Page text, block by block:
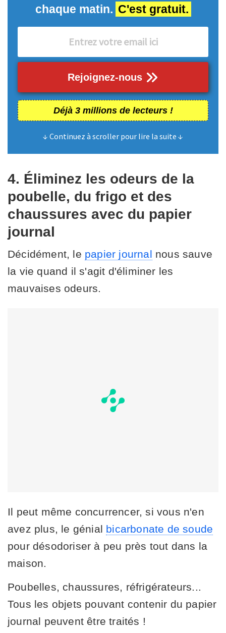
chaque matin. C'est gratuit.
Rejoignez-nous
Déjà 3 millions de lecteurs !
↓ Continuez à scroller pour lire la suite ↓
4. Éliminez les odeurs de la
poubelle, du frigo et des
chaussures avec du papier
journal
Décidément, le papier journal nous sauve
la vie quand il s'agit d'éliminer les
mauvaises odeurs.
Il peut même concurrencer, si vous n'en
avez plus, le génial bicarbonate de soude
pour désodoriser à peu près tout dans la
maison.
Poubelles, chaussures, réfrigérateurs...
Tous les objets pouvant contenir du papier
journal peuvent être traités !